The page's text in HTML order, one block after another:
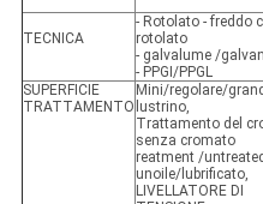
TECNICA
- Rotolato - freddo
rotolato
- galvalume /
- PPGI/PPGL
SUPERFICIE
TRATTAMENTO
Mini/regolare/
lustrino,
Trattamento del
senza cromato
reatment /untreated
unoile/lubrificato,
LIVELLATORE DI